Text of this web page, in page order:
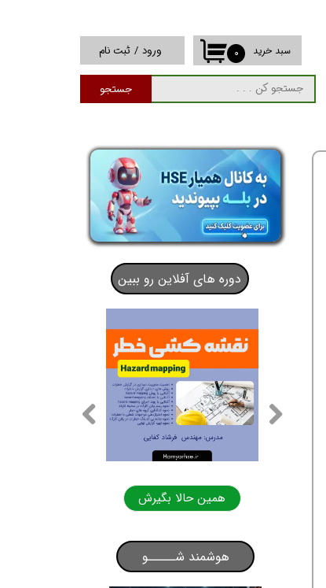
جستجو
۰ سبد خرید ورود / ثبت نام
حساب کاربری من
تغییر گذر واژه
خروج از حساب
کاربری
همین حالا بگیرش
دوره های آفلاین رو ببین
هوشمند شـــــو